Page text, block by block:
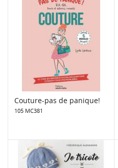
Couture-pas de panique!
105 MC381